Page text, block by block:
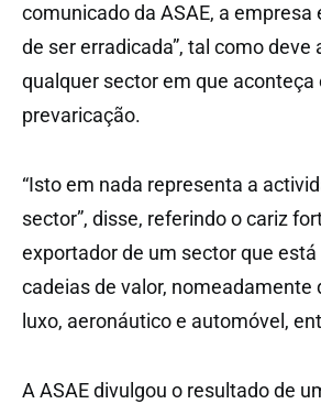
comunicado da ASAE, a empresa
de ser erradicada”, tal como deve
qualquer sector em que aconteça
prevaricação.
“Isto em nada representa a
sector”, disse, referindo o cariz
exportador de um sector que está
cadeias de valor, nomeadamente
luxo, aeronáutico e automóvel,
A ASAE divulgou o resultado de